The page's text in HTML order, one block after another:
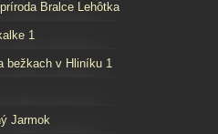
Bralce Lehôtka
1
bežkach v Hliníku 1
Jarmok